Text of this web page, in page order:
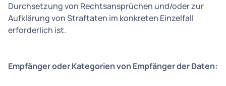
Durchsetzung von Rechtsansprüchen und/oder zur
Aufklärung von Straftaten im konkreten Einzelfall
erforderlich ist.
Empfänger oder Kategorien von Empfänger der Daten: